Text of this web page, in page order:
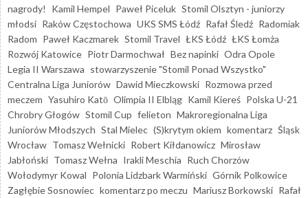
nagrody!
Kamil Hempel Paweł Piceluk Stomil Olsztyn - juniorzy
młodsi Raków Częstochowa UKS SMS Łódź Rafał Śledź Radomiak
Radom Paweł Kaczmarek Stomil Travel ŁKS Łódź ŁKS Łomża
Rozwój Katowice Piotr Darmochwał Bez napinki Odra Opole
Legia II Warszawa stowarzyszenie "Stomil Ponad Wszystko"
Centralna Liga Juniorów Dawid Mieczkowski Rozmowa przed
meczem Yasuhiro Katō Olimpia II Elbląg Kamil Kiereś Polska U-21
Chrobry Głogów Stomil Cup felieton Makroregionalna Liga
Juniorów Młodszych Stal Mielec (S)krytym okiem komentarz Śląsk
Wrocław Tomasz Wełnicki Robert Kiłdanowicz Mirosław
Jabłoński Tomasz Wełna Irakli Meschia Ruch Chorzów
Wołodymyr Kowal Polonia Lidzbark Warmiński Górnik Polkowice
Zagłębie Sosnowiec komentarz po meczu Mariusz Borkowski Rafał